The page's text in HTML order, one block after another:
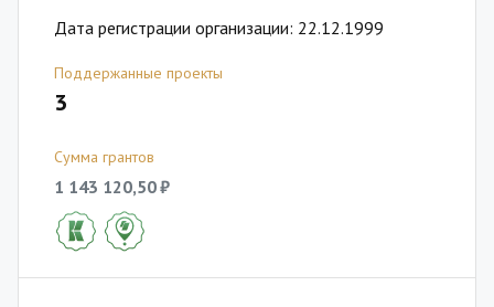
Дата регистрации организации: 22.12.1999
Поддержанные проекты
3
Сумма грантов
1 143 120,50 ₽